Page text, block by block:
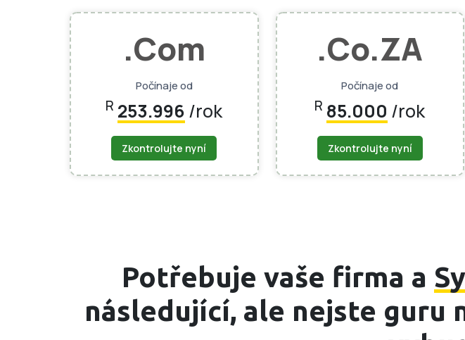
.Com
Počínaje od
R 253.996 /rok
Zkontrolujte nyní
.Co.ZA
Počínaje od
R 85.000 /rok
Zkontrolujte nyní
Potřebuje vaše firma a
následující, ale nejste guru